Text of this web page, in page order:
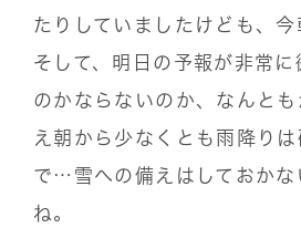
たりしていましたけども、今
そして、明日の予報が非常
のかならないのか、なんと
え朝から少なくとも雨降り
で…雪への備えはしておかな
ね。